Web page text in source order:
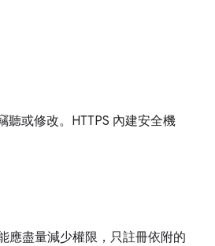
聽或修改。HTTPS 內建安全機
應盡量減少權限，只註冊依附的